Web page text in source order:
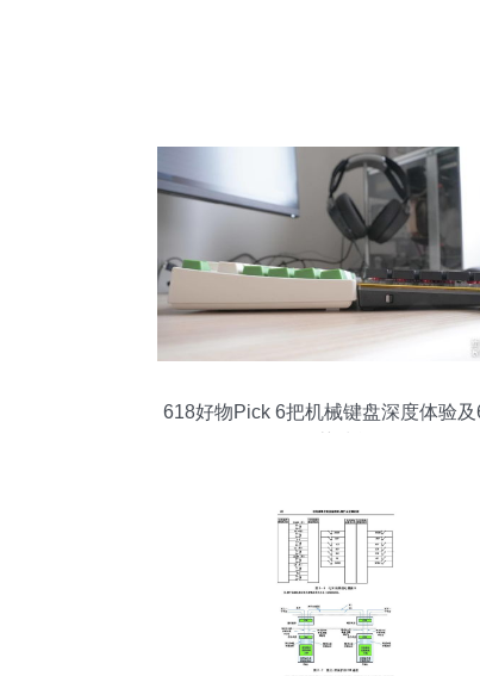
618好物Pick 6把机械键盘深度体验